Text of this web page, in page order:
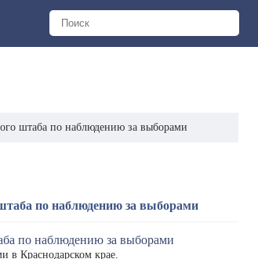
штаба по наблюдению за выборами
по наблюдению за выборами
в Краснодарском крае.